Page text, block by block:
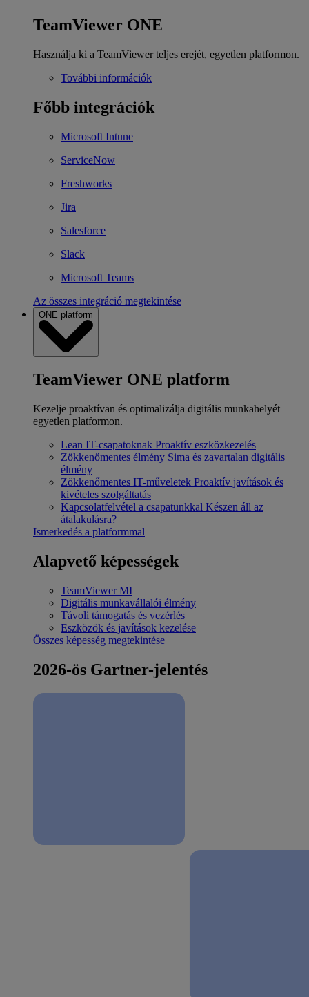
TeamViewer ONE
Használja ki a TeamViewer teljes erejét, egyetlen platformon.
További információk
Főbb integrációk
Microsoft Intune
ServiceNow
Freshworks
Jira
Salesforce
Slack
Microsoft Teams
Az összes integráció megtekintése
ONE platform
TeamViewer ONE platform
Kezelje proaktívan és optimalizálja digitális munkahelyét
egyetlen platformon.
Lean IT-csapatoknak Proaktív eszközkezelés
Zökkenőmentes élmény Sima és zavartalan digitális
élmény
Zökkenőmentes IT-műveletek Proaktív javítások és
kivételes szolgáltatás
Kapcsolatfelvétel a csapatunkkal Készen áll az
átalakulásra?
Ismerkedés a platformmal
Alapvető képességek
TeamViewer MI
Digitális munkavállalói élmény
Távoli támogatás és vezérlés
Eszközök és javítások kezelése
Összes képesség megtekintése
2026-ös Gartner-jelentés